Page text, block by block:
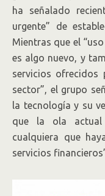
ha señalado
urgente” de
Mientras que el
es algo nuevo, y
servicios ofrecidos
sector”, el grupo
la tecnología y su
que la ola
cualquiera que
servicios